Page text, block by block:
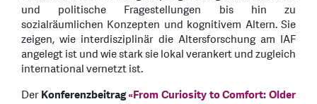
und politische Fragestellungen bis hin zu
sozialräumlichen Konzepten und kognitivem Altern. Sie
zeigen, wie interdisziplinär die Altersforschung am IAF
angelegt ist und wie stark sie lokal verankert und zugleich
international vernetzt ist.
DerKonferenzbeitrag«From Curiosity to Comfort: Older